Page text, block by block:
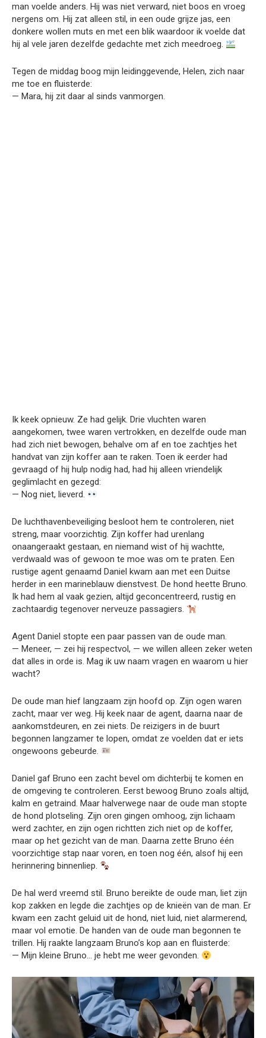
man voelde anders. Hij was niet verward, niet boos en vroeg
nergens om. Hij zat alleen stil, in een oude grijze jas, een
donkere wollen muts en met een blik waardoor ik voelde dat
hij al vele jaren dezelfde gedachte met zich meedroeg.
Tegen de middag boog mijn leidinggevende, Helen, zich naar
me toe en fluisterde:
— Mara, hij zit daar al sinds vanmorgen.
Ik keek opnieuw. Ze had gelijk. Drie vluchten waren
aangekomen, twee waren vertrokken, en dezelfde oude man
had zich niet bewogen, behalve om af en toe zachtjes het
handvat van zijn koffer aan te raken. Toen ik eerder had
gevraagd of hij hulp nodig had, had hij alleen vriendelijk
geglimlacht en gezegd:
— Nog niet, lieverd.
De luchthavenbeveiliging besloot hem te controleren, niet
streng, maar voorzichtig. Zijn koffer had urenlang
onaangeraakt gestaan, en niemand wist of hij wachtte,
verdwaald was of gewoon te moe was om te praten. Een
rustige agent genaamd Daniel kwam aan met een Duitse
herder in een marineblauw dienstvest. De hond heette Bruno.
Ik had hem al vaak gezien, altijd geconcentreerd, rustig en
zachtaardig tegenover nerveuze passagiers.
Agent Daniel stopte een paar passen van de oude man.
— Meneer, — zei hij respectvol, — we willen alleen zeker weten
dat alles in orde is. Mag ik uw naam vragen en waarom u hier
wacht?
De oude man hief langzaam zijn hoofd op. Zijn ogen waren
zacht, maar ver weg. Hij keek naar de agent, daarna naar de
aankomstdeuren, en zei niets. De reizigers in de buurt
begonnen langzamer te lopen, omdat ze voelden dat er iets
ongewoons gebeurde.
Daniel gaf Bruno een zacht bevel om dichterbij te komen en
de omgeving te controleren. Eerst bewoog Bruno zoals altijd,
kalm en getraind. Maar halverwege naar de oude man stopte
de hond plotseling. Zijn oren gingen omhoog, zijn lichaam
werd zachter, en zijn ogen richtten zich niet op de koffer,
maar op het gezicht van de man. Daarna zette Bruno één
voorzichtige stap naar voren, en toen nog één, alsof hij een
herinnering binnenliep.
De hal werd vreemd stil. Bruno bereikte de oude man, liet zijn
kop zakken en legde die zachtjes op de knieën van de man. Er
kwam een zacht geluid uit de hond, niet luid, niet alarmerend,
maar vol emotie. De handen van de oude man begonnen te
trillen. Hij raakte langzaam Bruno’s kop aan en fluisterde:
— Mijn kleine Bruno… je hebt me weer gevonden.